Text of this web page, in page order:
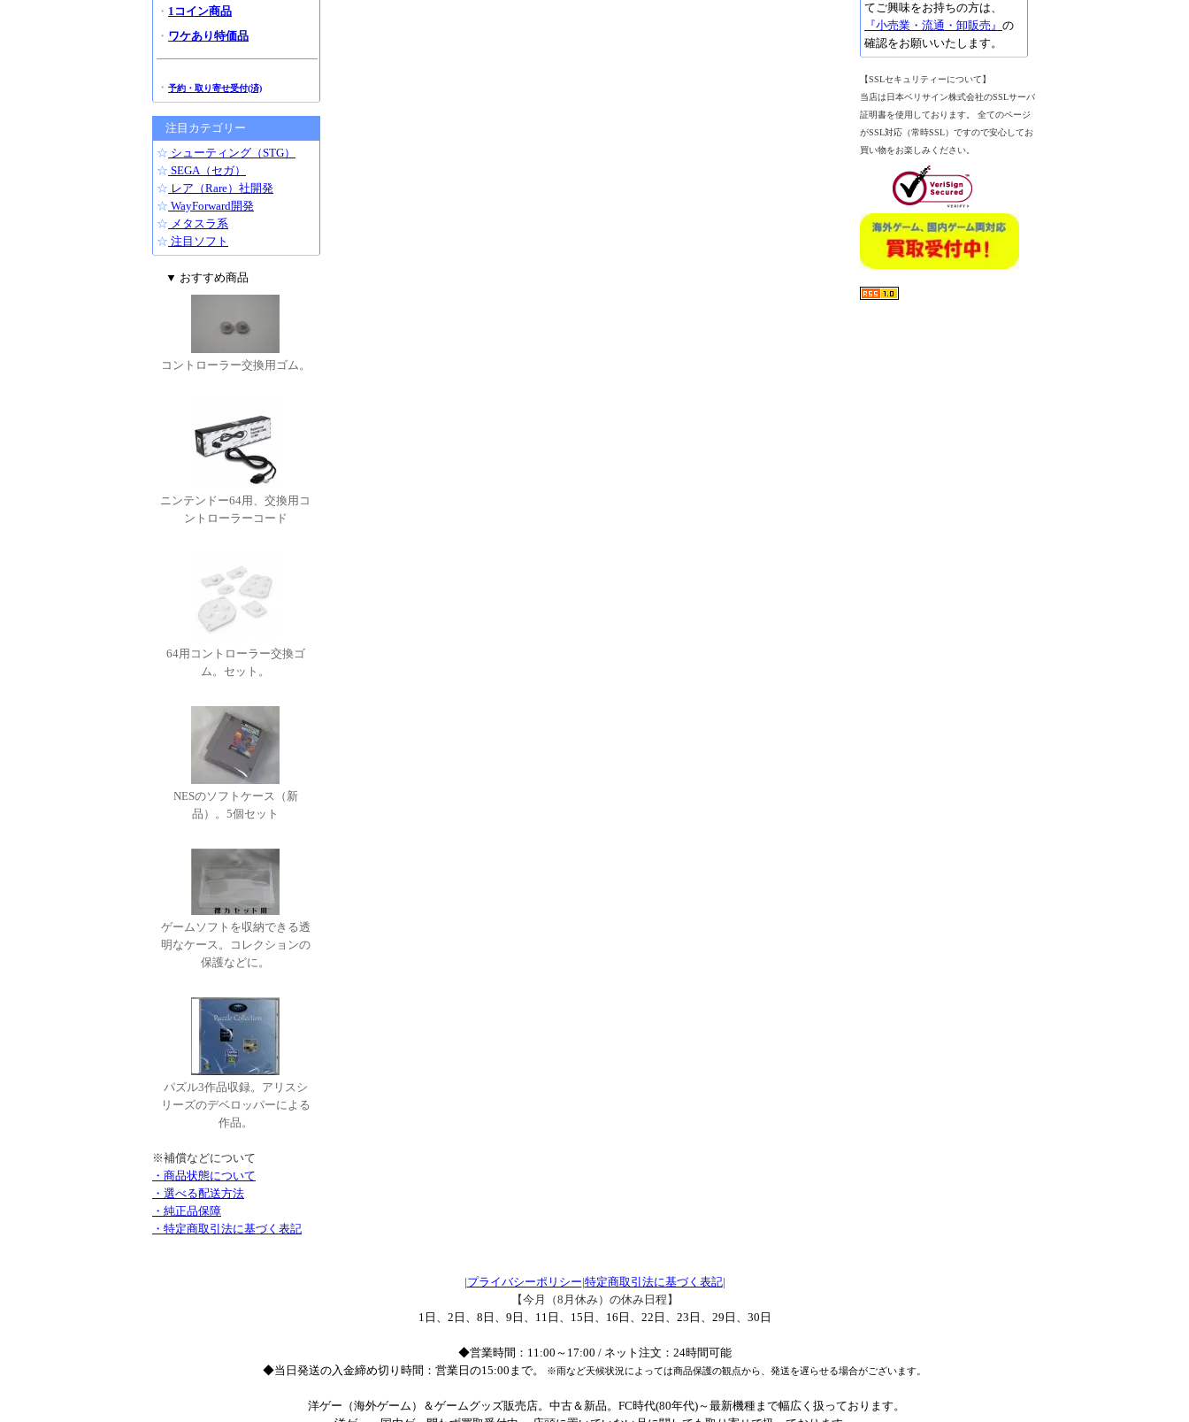
・ 1コイン商品
・ ワケあり特価品
・ 予約・取り寄せ受付(済)
注目カテゴリー
☆ シューティング（STG）
☆ SEGA（セガ）
☆ レア（Rare）社開発
☆ WayForward開発
☆ メタスラ系
☆ 注目ソフト
▼ おすすめ商品
コントローラー交換用ゴム。
ニンテンドー64用、交換用コ
ントローラーコード
64用コントローラー交換ゴ
ム。セット。
NESのソフトケース（新
品）。5個セット
ゲームソフトを収納できる透
明なケース。コレクションの
保護などに。
パズル3作品収録。アリスシ
リーズのデベロッパーによる
作品。
※補償などについて
・商品状態について
・選べる配送方法
・純正品保障
・特定商取引法に基づく表記
てご興味をお持ちの方は、
『小売業・流通・卸販売』 の
確認をお願いいたします。
【SSLセキュリティーについて】
当店は日本ベリサイン株式会社のSSLサーバ
証明書を使用しております。 全てのページ
がSSL対応（常時SSL）ですので安心してお
買い物をお楽しみください。
|プライバシーポリシー|特定商取引法に基づく表記|
【今月（8月休み）の休み日程】
1日、2日、8日、9日、11日、15日、16日、22日、23日、29日、30日
◆営業時間：11:00～17:00 / ネット注文：24時間可能
◆当日発送の入金締め切り時間：営業日の15:00まで。
※雨など天候状況によっては商品保護の観点から、発送を遅らせる場合がございます。
洋ゲー（海外ゲーム）＆ゲームグッズ販売店。中古＆新品。FC時代(80年代)～最新機種まで幅広く扱っております。